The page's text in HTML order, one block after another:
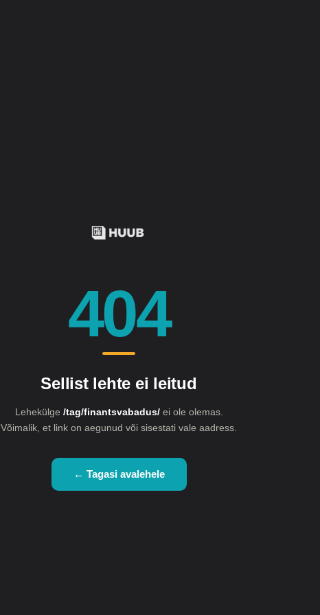
404
Sellist lehte ei leitud
Lehekülge /tag/finantsvabadus/ei ole olemas.
Võimalik, et link on aegunud või sisestati vale aadress.
← Tagasi avalehele